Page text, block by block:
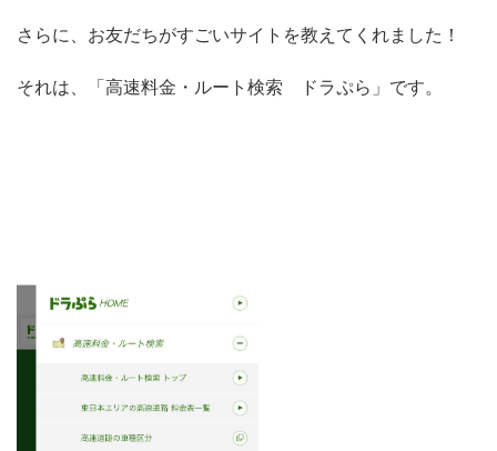
さらに、お友だちがすごいサイトを教えてくれました！
それは、「高速料金・ルート検索 ドラぷら」です。